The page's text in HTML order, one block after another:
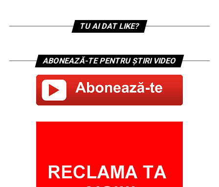
TU AI DAT LIKE?
ABONEAZĂ-TE PENTRU ȘTIRI VIDEO